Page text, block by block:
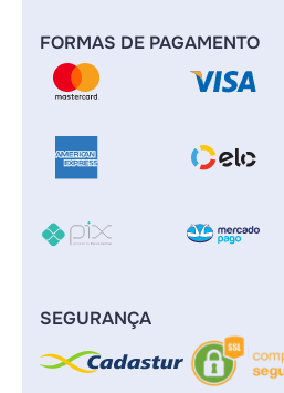
FORMAS DE PAGAMENTO
SEGURANÇA